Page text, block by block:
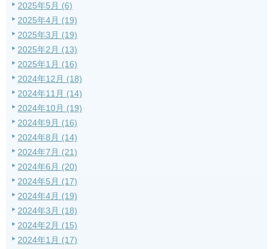
2025年5月 (6)
2025年4月 (19)
2025年3月 (19)
2025年2月 (13)
2025年1月 (16)
2024年12月 (18)
2024年11月 (14)
2024年10月 (19)
2024年9月 (16)
2024年8月 (14)
2024年7月 (21)
2024年6月 (20)
2024年5月 (17)
2024年4月 (19)
2024年3月 (18)
2024年2月 (15)
2024年1月 (17)